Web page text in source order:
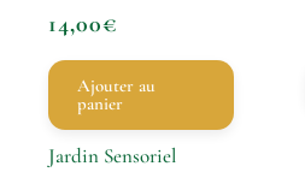
14,00€
Ajouter au
panier
Jardin Sensoriel